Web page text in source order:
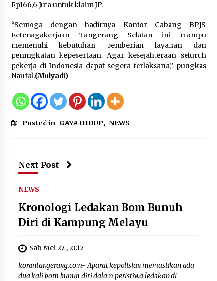
Rp166,6 Juta untuk klaim JP.
“Semoga dengan hadirnya Kantor Cabang BPJS
Ketenagakerjaan Tangerang Selatan ini mampu
memenuhi kebutuhan pemberian layanan dan
peningkatan kepesertaan. Agar kesejahteraan seluruh
pekerja di Indonesia dapat segera terlaksana,” pungkas
Naufal.(Mulyadi)
Posted in GAYA HIDUP, NEWS
Next Post
NEWS
Kronologi Ledakan Bom Bunuh
Diri di Kampung Melayu
Sab Mei 27 , 2017
korantangerang.com- Aparat kepolisian memastikan ada
dua kali bom bunuh diri dalam peristiwa ledakan di